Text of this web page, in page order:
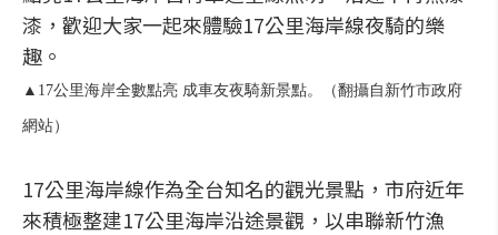
漆，歡迎大家一起來體驗17公里海岸線夜騎的樂
趣。
▲17公里海岸全數點亮 成車友夜騎新景點。（翻攝自新竹市政府
網站）
17公里海岸線作為全台知名的觀光景點，市府近年
來積極整建17公里海岸沿途景觀，以串聯新竹漁